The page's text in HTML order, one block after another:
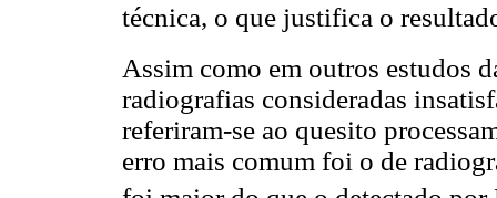
técnica, o que justifica o
Assim como em outros estudos
radiografias consideradas
referiram-se ao quesito
erro mais comum foi o de